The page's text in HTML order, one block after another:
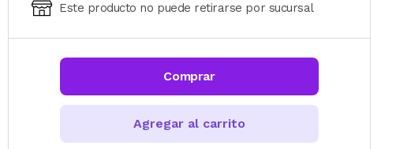
Ingresá código postal (sólo números)
CALCULAR
Este producto no puede retirarse por sucursal
Comprar
Agregar al carrito